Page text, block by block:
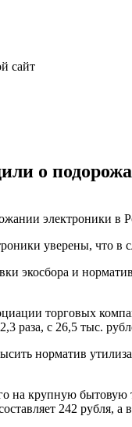
сайт
о
уверены, что
экосбора и
торговых
раза, с 26,5 тыс.
норматив
крупную бытовую
242 рубля,